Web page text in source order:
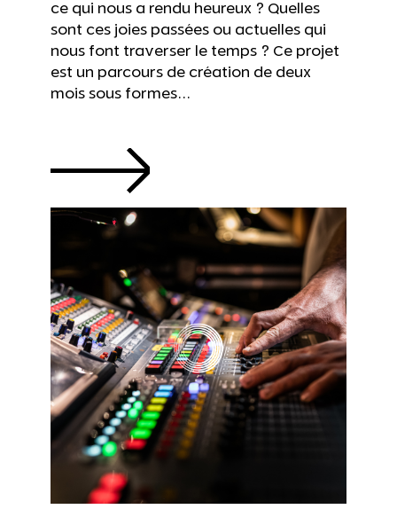
ce qui nous a rendu heureux ? Quelles
sont ces joies passées ou actuelles qui
nous font traverser le temps ? Ce projet
est un parcours de création de deux
mois sous formes...